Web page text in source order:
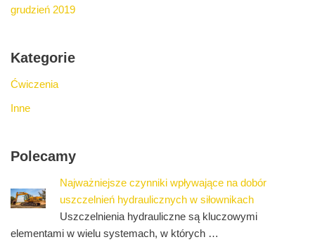
grudzień 2019
Kategorie
Ćwiczenia
Inne
Polecamy
Najważniejsze czynniki wpływające na dobór
uszczelnień hydraulicznych w siłownikach
Uszczelnienia hydrauliczne są kluczowymi
elementami w wielu systemach, w których …